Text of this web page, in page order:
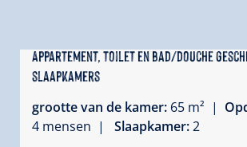
Appartement, toilet en bad/douche
slaapkamers
grootte van de kamer: 65 m² |
4 mensen |
Slaapkamer:2